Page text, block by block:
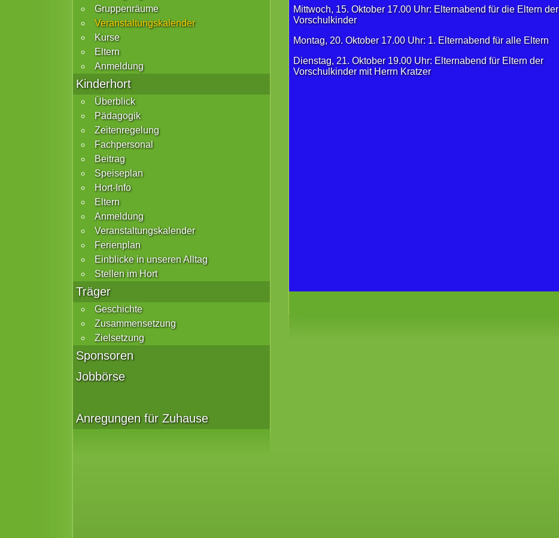
Gruppenräume
Veranstaltungskalender
Kurse
Eltern
Anmeldung
Kinderhort
Überblick
Pädagogik
Zeitenregelung
Fachpersonal
Beitrag
Speiseplan
Hort-Info
Eltern
Anmeldung
Veranstaltungskalender
Ferienplan
Einblicke in unseren Alltag
Stellen im Hort
Träger
Geschichte
Zusammensetzung
Zielsetzung
Sponsoren
Jobbörse
Anregungen für Zuhause
Mittwoch, 15. Oktober 17.00 Uhr: Elternabend für die Eltern der
Vorschulkinder
Montag, 20. Oktober 17.00 Uhr: 1. Elternabend für alle Eltern
Dienstag, 21. Oktober 19.00 Uhr: Elternabend für Eltern der
Vorschulkinder mit Herrn Kratzer